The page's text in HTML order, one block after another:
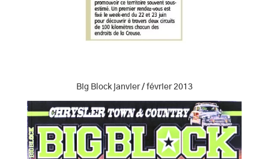
Big Block janvier / février 2013